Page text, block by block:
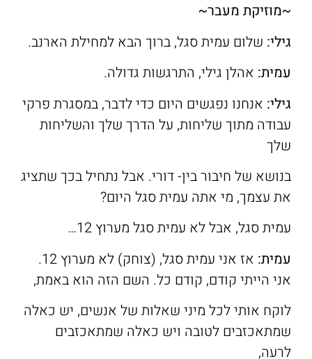
~מוזיקת מעבר~
גילי: שלום עמית סגל, ברוך הבא למחילת הארנב.
עמית: אהלן גילי, התרגשות גדולה.
גילי: אנחנו נפגשים היום כדי לדבר, במסגרת פרקי
עבודה מתוך שליחות, על הדרך שלך והשליחות
שלך
בנושא של חיבור בין- דורי. אבל נתחיל בכך שתציג
את עצמך, מי אתה עמית סגל היום?
עמית סגל, אבל לא עמית סגל מערוץ 12…
עמית:
אז אני עמית סגל, (צוחק) לא מערוץ 12.
אני הייתי קודם, קודם כל. השם הזה הוא באמת,
לוקח אותי לכל מיני שאלות של אנשים, יש כאלה
שמתאכזבים לטובה ויש כאלה שמתאכזבים
לרעה,